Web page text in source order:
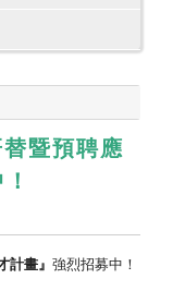
暨預聘應
計畫』 強烈招募中 ！